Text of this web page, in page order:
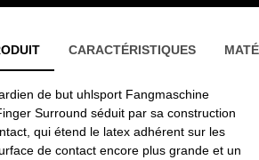
CARACTÉRISTIQUES
de but uhlsport Fangmaschine
Surround séduit par sa construction
qui étend le latex adhérent sur les
de contact encore plus grande et un